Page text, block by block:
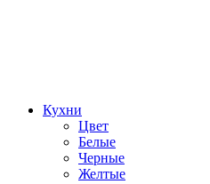
Кухни
Цвет
Белые
Черные
Желтые